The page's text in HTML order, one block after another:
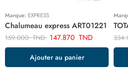
Marque: EXPRESS
Chalumeau express ART01221
159.000TND 147.870 TND
Ajouter au panier